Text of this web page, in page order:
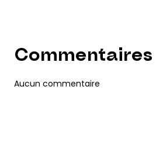
Commentaires
Aucun commentaire